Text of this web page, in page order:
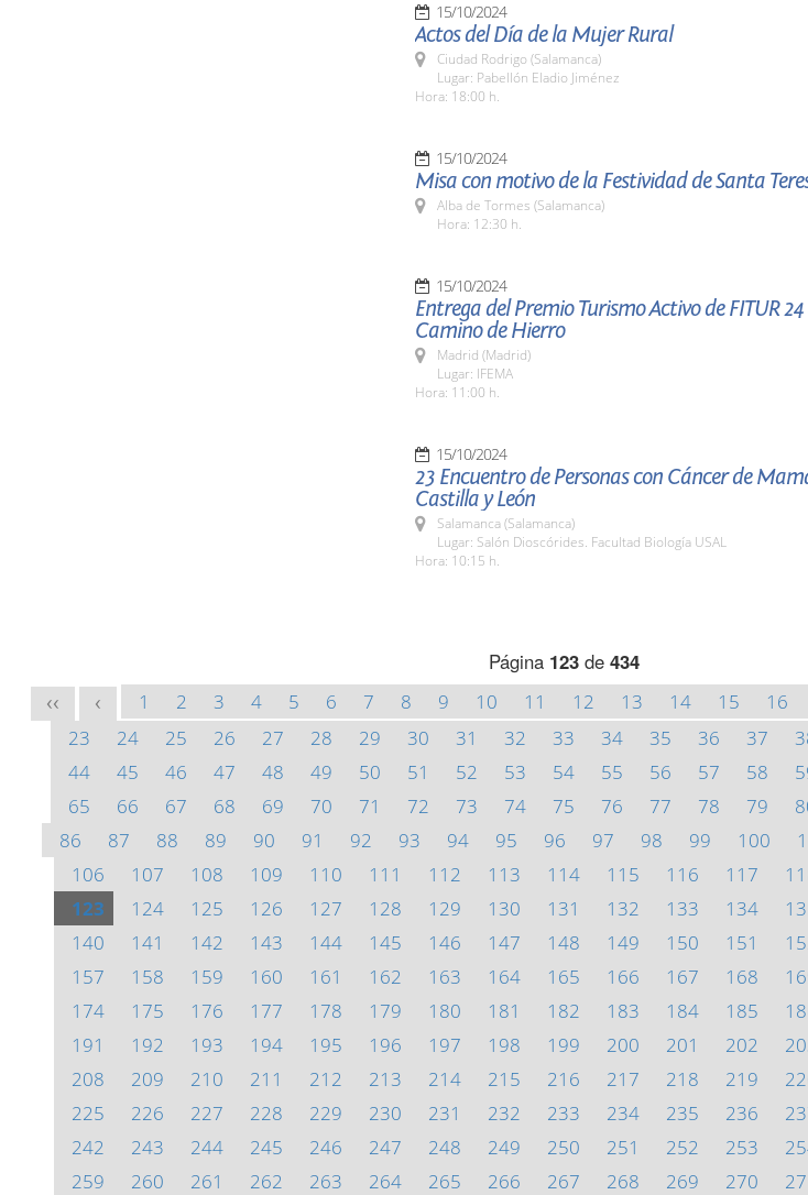
15/10/2024
Actos del Día de la Mujer Rural
Ciudad Rodrigo (Salamanca)
Lugar: Pabellón Eladio Jiménez
Hora: 18:00 h.
15/10/2024
Misa con motivo de la Festividad de Santa
Alba de Tormes (Salamanca)
Hora: 12:30 h.
15/10/2024
Entrega del Premio Turismo Activo de FITUR
Camino de Hierro
Madrid (Madrid)
Lugar: IFEMA
Hora: 11:00 h.
15/10/2024
23 Encuentro de Personas con Cáncer de
Castilla y León
Salamanca (Salamanca)
Lugar: Salón Dioscórides. Facultad Biología USAL
Hora: 10:15 h.
Página 123de 434
<< < 1 2 3 4 5 6 7 8 9 10 11 12 13 14 15 16
23
24 25 26 27 28 29 30 31 32 33 34 35 36 37
44
45 46 47 48 49 50 51 52 53 54 55 56 57 58
65
66 67 68 69 70 71 72 73 74 75 76 77 78 79
86
87 88 89 90 91 92 93 94 95 96 97 98 99 100
106
107 108 109 110 111 112 113 114 115 116 117
123
124 125 126 127 128 129 130 131 132 133 134
140
141 142 143 144 145 146 147 148 149 150 151
157
158 159 160 161 162 163 164 165 166 167 168
174
175 176 177 178 179 180 181 182 183 184 185
191
192 193 194 195 196 197 198 199 200 201 202
208
209 210 211 212 213 214 215 216 217 218 219
225
226 227 228 229 230 231 232 233 234 235 236
242
243 244 245 246 247 248 249 250 251 252 253
259
260 261 262 263 264 265 266 267 268 269 270